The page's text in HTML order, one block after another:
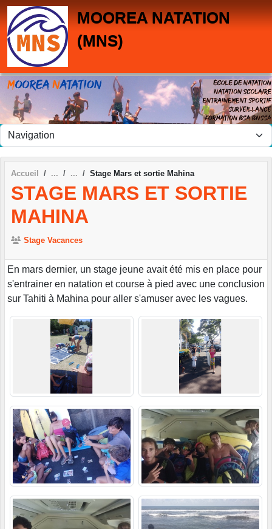
MOOREA NATATION
(MNS)
Accueil Stage Mars et sortie Mahina
STAGE MARS ET SORTIE
MAHINA
Stage Vacances
En mars dernier, un stage jeune avait été mis en place pour
s'entrainer en natation et course à pied avec une conclusion
sur Tahiti à Mahina pour aller s'amuser avec les vagues.
Panneau de gestion des cookies